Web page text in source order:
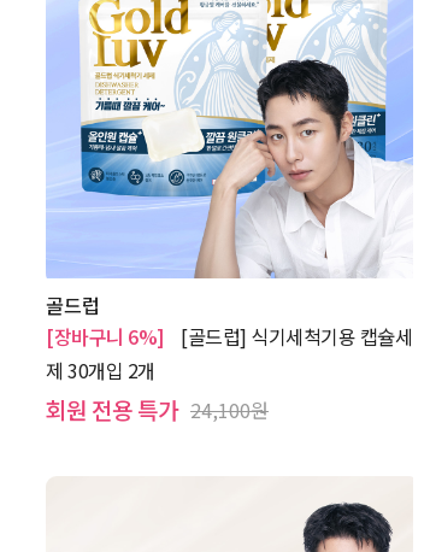
골드럽
[장바구니 6%]
[골드럽] 식기세척기용 캡슐세
제 30개입 2개
회원 전용 특가 24,100원